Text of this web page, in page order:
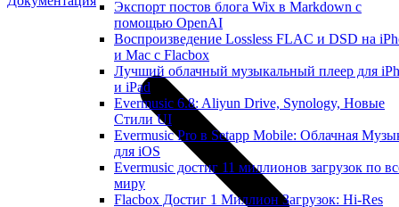
Экспорт постов блога Wix в Markdown с
помощью OpenAI
Воспроизведение Lossless FLAC и DSD на
и Mac с Flacbox
Лучший облачный музыкальный плеер для
и iPad
Evermusic 6.8: Aliyun Drive, Synology, Новые
Стили UI
Evermusic Pro в Setapp Mobile: Облачная
для iOS
Evermusic достиг 11 миллионов загрузок по
миру
Flacbox Достиг 1 Миллион Загрузок: Hi-Res